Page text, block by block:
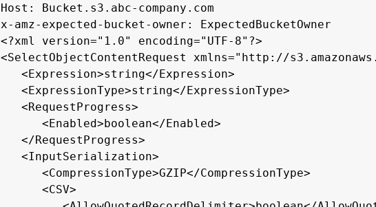
Host: Bucket.s3.abc-company.com
x-amz-expected-bucket-owner: ExpectedBucketOwner
<?xml version="1.0" encoding="UTF-8"?>
<SelectObjectContentRequest xmlns="http://
   <Expression>string</Expression>
   <ExpressionType>string</ExpressionType>
   <RequestProgress>
      <Enabled>boolean</Enabled>
   </RequestProgress>
   <InputSerialization>
      <CompressionType>GZIP</CompressionType>
      <CSV>